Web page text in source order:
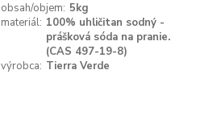
obsah/objem: 5kg
materiál: 100% uhličitan sodný -
prášková sóda na pranie.
(CAS 497-19-8)
výrobca: Tierra Verde